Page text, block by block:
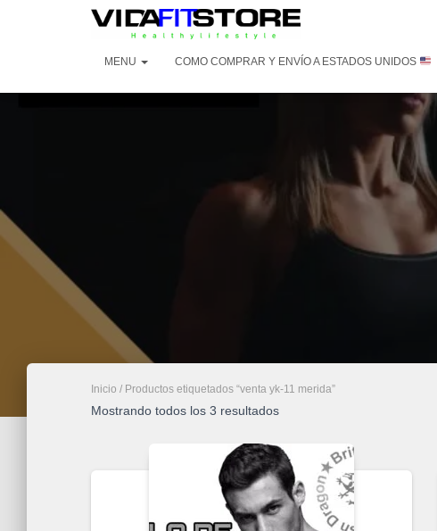
MENU COMO COMPRAR Y ENVÍO A ESTADOS UNIDOS
Inicio / Productos etiquetados “venta yk-11 merida”
Mostrando todos los 3 resultados